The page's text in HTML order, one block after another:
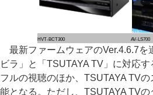
HVT-BCT300 AV-LS700
最新ファームウェアのVer.4.6.7を
ビラ」と「TSUTAYA TV」に対応す
フルの視聴のほか、TSUTAYA TV
能となる。ただし、TSUTAYA TV